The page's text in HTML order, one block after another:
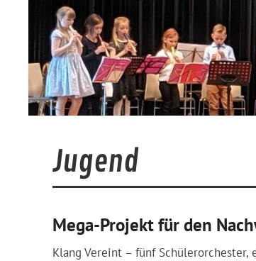
Jugend
Mega-Projekt für den
Klang Vereint – fünf Schülerorchester,